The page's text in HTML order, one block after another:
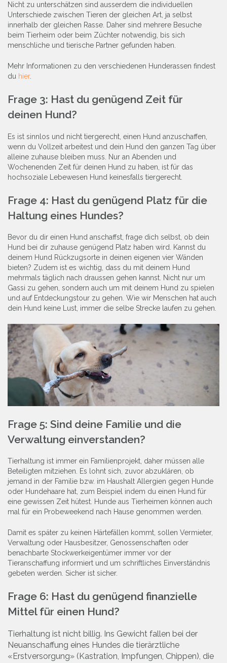
Nicht zu unterschätzen sind ausserdem die individuellen
Unterschiede zwischen Tieren der gleichen Art, ja selbst
innerhalb der gleichen Rasse. Daher sind mehrere Besuche
beim Tierheim oder beim Züchter notwendig, bis sich
menschliche und tierische Partner gefunden haben.
Mehr Informationen zu den verschiedenen Hunderassen findest
du hier.
Frage 3: Hast du genügend Zeit für
deinen Hund?
Es ist sinnlos und nicht tiergerecht, einen Hund anzuschaffen,
wenn du Vollzeit arbeitest und dein Hund den ganzen Tag über
alleine zuhause bleiben muss. Nur an Abenden und
Wochenenden Zeit für deinen Hund zu haben, ist für das
hochsoziale Lebewesen Hund keinesfalls tiergerecht.
Frage 4: Hast du genügend Platz für die
Haltung eines Hundes?
Bevor du dir einen Hund anschaffst, frage dich selbst, ob dein
Hund bei dir zuhause genügend Platz haben wird. Kannst du
deinem Hund Rückzugsorte in deinen eigenen vier Wänden
bieten? Zudem ist es wichtig, dass du mit deinem Hund
mehrmals täglich nach draussen gehen kannst. Nicht nur um
Gassi zu gehen, sondern auch um mit deinem Hund zu spielen
und auf Entdeckungstour zu gehen. Wie wir Menschen hat auch
dein Hund keine Lust, immer die selbe Strecke laufen zu gehen.
Frage 5: Sind deine Familie und die
Verwaltung einverstanden?
Tierhaltung ist immer ein Familienprojekt, daher müssen alle
Beteiligten mitziehen. Es lohnt sich, zuvor abzuklären, ob
jemand in der Familie bzw. im Haushalt Allergien gegen Hunde
oder Hundehaare hat, zum Beispiel indem du einen Hund für
eine gewissen Zeit hütest. Hunde aus Tierheimen können auch
mal für ein Probeweekend nach Hause genommen werden.
Damit es später zu keinen Härtefällen kommt, sollen Vermieter,
Verwaltung oder Hausbesitzer, Genossenschaften oder
benachbarte Stockwerkeigentümer immer vor der
Tieranschaffung informiert und um schriftliches Einverständnis
gebeten werden. Sicher ist sicher.
Frage 6: Hast du genügend finanzielle
Mittel für einen Hund?
Tierhaltung ist nicht billig. Ins Gewicht fallen bei der
Neuanschaffung eines Hundes die tierärztliche
«Erstversorgung» (Kastration, Impfungen, Chippen), die